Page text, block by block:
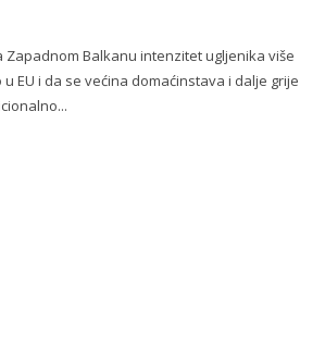
Zapadnom Balkanu intenzitet ugljenika više
EU i da se većina domaćinstava i dalje grije